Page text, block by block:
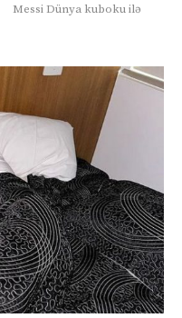
Messi Dünya kuboku ilə